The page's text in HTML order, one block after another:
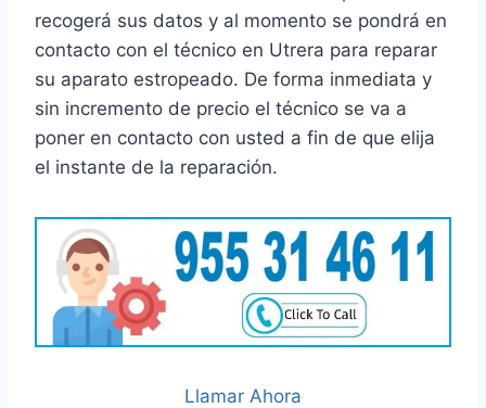
recogerá sus datos y al momento se pondrá en
contacto con el técnico en Utrera para reparar
su aparato estropeado. De forma inmediata y
sin incremento de precio el técnico se va a
poner en contacto con usted a fin de que elija
el instante de la reparación.
Llamar Ahora